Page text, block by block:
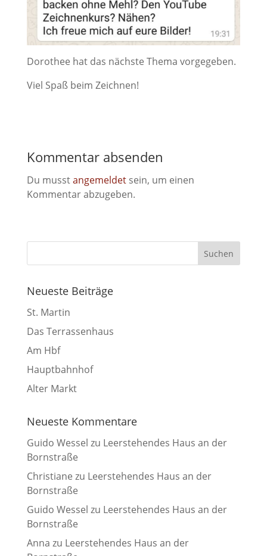
Dorothee hat das nächste Thema vorgegeben.
Viel Spaß beim Zeichnen!
Kommentar absenden
Du musstangemeldetsein, um einen
Kommentar abzugeben.
Neueste Beiträge
St. Martin
Das Terrassenhaus
Am Hbf
Hauptbahnhof
Alter Markt
Neueste Kommentare
Guido Wessel zu Leerstehendes Haus an der
Bornstraße
Christiane zu Leerstehendes Haus an der
Bornstraße
Guido Wessel zu Leerstehendes Haus an der
Bornstraße
Anna zu Leerstehendes Haus an der